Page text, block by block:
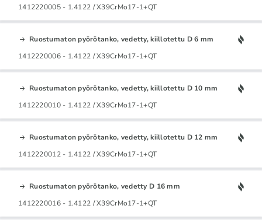
1412220005 - 1.4122 / X39CrMo17-1+QT
Ruostumaton pyörötanko, vedetty, kiillotettu D 6 mm
1412220006 - 1.4122 / X39CrMo17-1+QT
Ruostumaton pyörötanko, vedetty, kiillotettu D 10 mm
1412220010 - 1.4122 / X39CrMo17-1+QT
Ruostumaton pyörötanko, vedetty, kiillotettu D 12 mm
1412220012 - 1.4122 / X39CrMo17-1+QT
Ruostumaton pyörötanko, vedetty D 16 mm
1412220016 - 1.4122 / X39CrMo17-1+QT